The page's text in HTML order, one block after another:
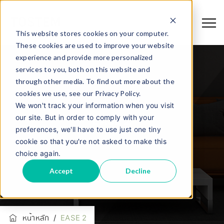
This website stores cookies on your computer.
These cookies are used to improve your website
experience and provide more personalized
services to you, both on this website and
through other media. To find out more about the
cookies we use, see our Privacy Policy.
We won't track your information when you visit
our site. But in order to comply with your
preferences, we'll have to use just one tiny
cookie so that you're not asked to make this
choice again.
Accept Decline
EASE 2
หน้าหลัก / EASE 2